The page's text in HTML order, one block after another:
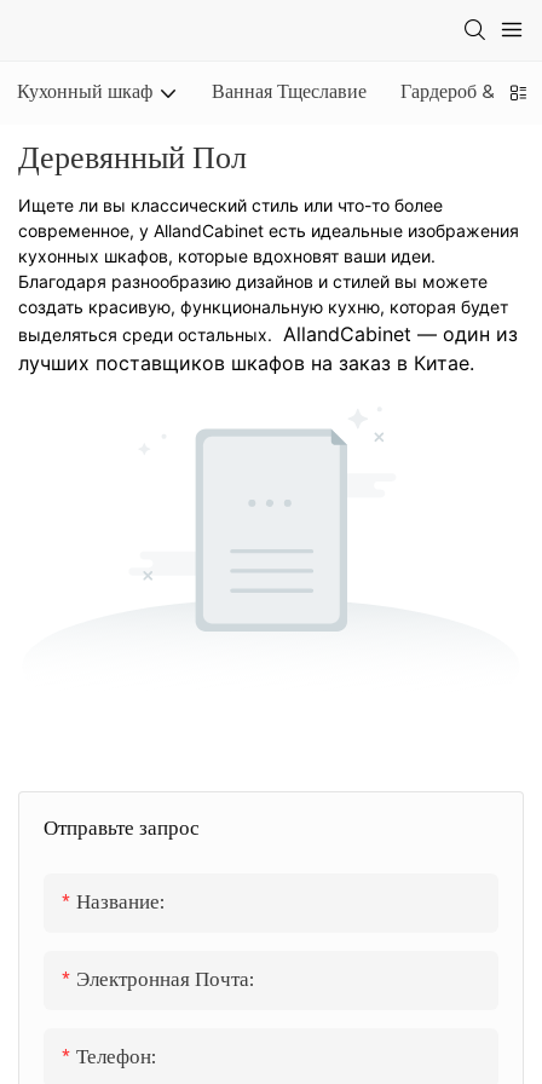
Кухонный шкаф Ванная Тщеславие Гардероб &
Деревянный Пол
Ищете ли вы классический стиль или что-то более
современное, у AllandCabinet есть идеальные изображения
кухонных шкафов, которые вдохновят ваши идеи.
Благодаря разнообразию дизайнов и стилей вы можете
создать красивую, функциональную кухню, которая будет
выделяться среди остальных. AllandCabinet — один из
лучших поставщиков шкафов на заказ в Китае.
Отправьте запрос
Название:
Электронная Почта:
Телефон: